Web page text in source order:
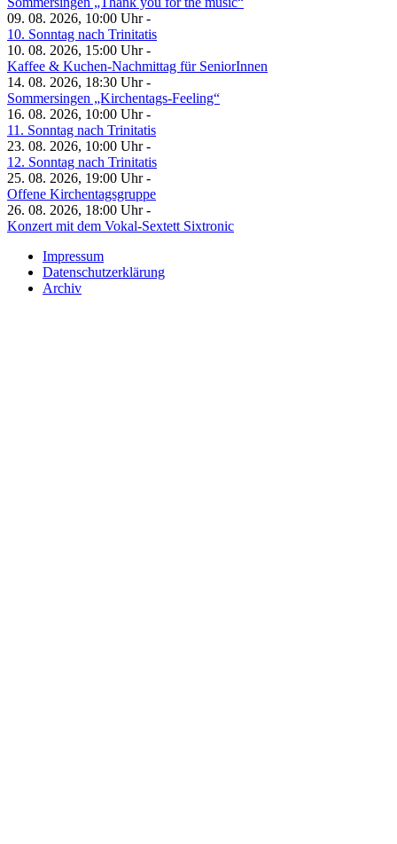
09. 08. 2026, 10:00 Uhr -
10. Sonntag nach Trinitatis
10. 08. 2026, 15:00 Uhr -
Kaffee & Kuchen-Nachmittag für SeniorInnen
14. 08. 2026, 18:30 Uhr -
Sommersingen „Kirchentags-Feeling“
16. 08. 2026, 10:00 Uhr -
11. Sonntag nach Trinitatis
23. 08. 2026, 10:00 Uhr -
12. Sonntag nach Trinitatis
25. 08. 2026, 19:00 Uhr -
Offene Kirchentagsgruppe
26. 08. 2026, 18:00 Uhr -
Konzert mit dem Vokal-Sextett Sixtronic
Impressum
Datenschutzerklärung
Archiv